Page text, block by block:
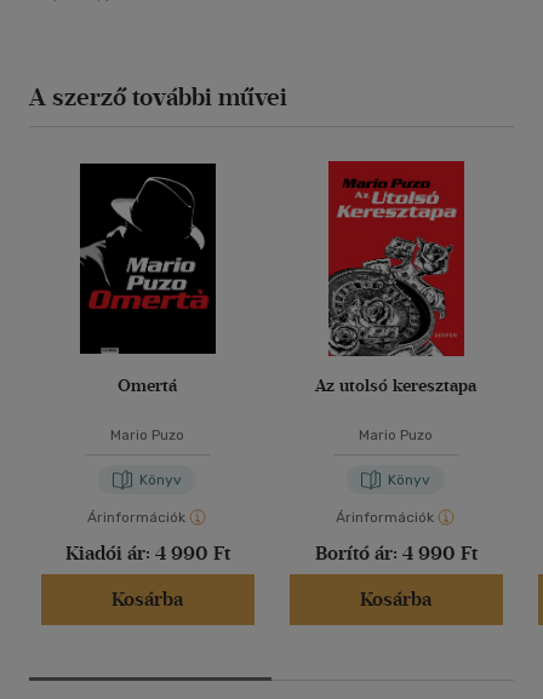
A szerző további művei
Omertá
Mario Puzo
Könyv
Árinformációk
Kiadói ár: 4 990 Ft
Kosárba
Az utolsó keresztapa
Mario Puzo
Könyv
Árinformációk
Borító ár: 4 990 Ft
Kosárba